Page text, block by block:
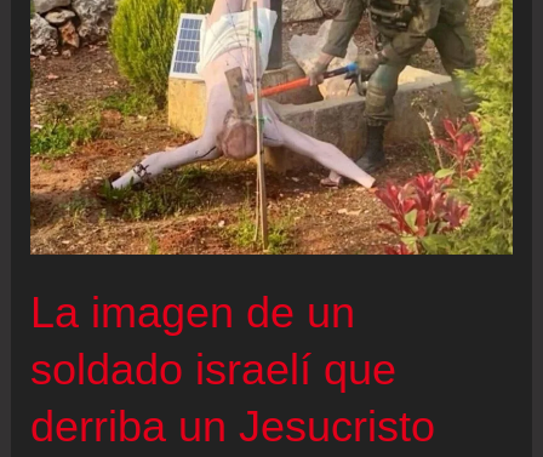
La imagen de un
soldado israelí que
derriba un Jesucristo